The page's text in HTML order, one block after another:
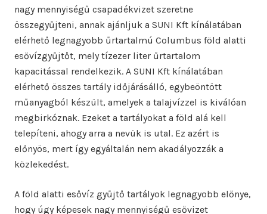
nagy mennyiségű csapadékvizet szeretne
összegyűjteni, annak ajánljuk a SUNI Kft kínálatában
elérhető legnagyobb űrtartalmú Columbus föld alatti
esővízgyűjtőt, mely tízezer liter űrtartalom
kapacitással rendelkezik. A SUNI Kft kínálatában
elérhető összes tartály időjárásálló, egybeöntött
műanyagból készült, amelyek a talajvízzel is kiválóan
megbirkóznak. Ezeket a tartályokat a föld alá kell
telepíteni, ahogy arra a nevük is utal. Ez azért is
előnyös, mert így egyáltalán nem akadályozzák a
közlekedést.
A föld alatti esővíz gyűjtő tartályok legnagyobb előnye,
hogy úgy képesek nagy mennyiségű esővizet